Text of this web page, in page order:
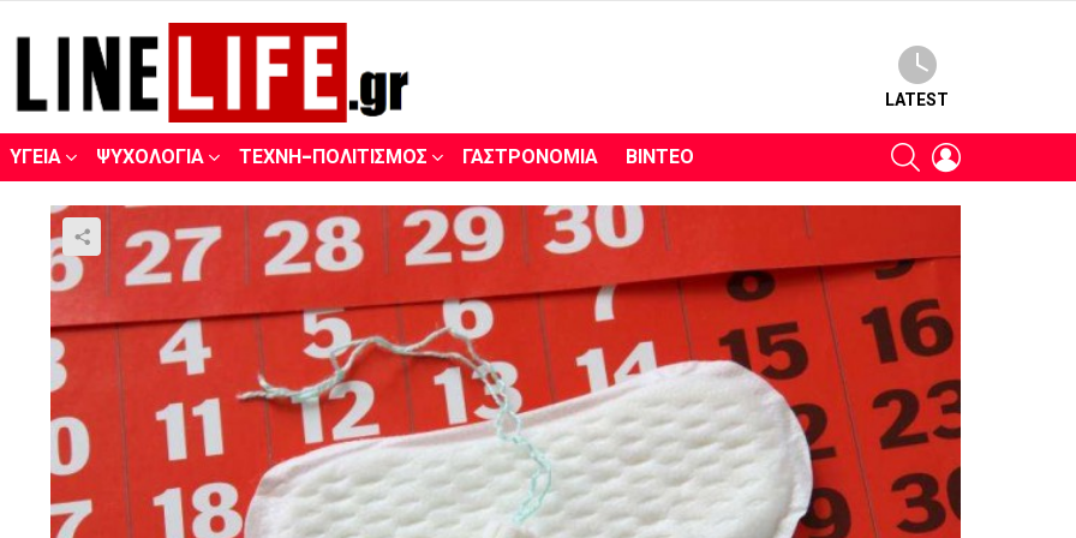
LATEST
ΥΓΕΊΑ ΨΥΧΟΛΟΓΊΑ ΤΈΧΝΗ-ΠΟΛΙΤΙΣΜΌΣ ΓΑΣΤΡΟΝΟΜΊΑ ΒΊΝΤΕΟ SEARCH